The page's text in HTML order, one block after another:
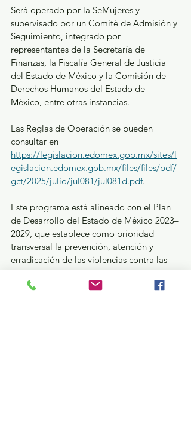
Será operado por la SeMujeres y
supervisado por un Comité de Admisión y
Seguimiento, integrado por
representantes de la Secretaría de
Finanzas, la Fiscalía General de Justicia
del Estado de México y la Comisión de
Derechos Humanos del Estado de
México, entre otras instancias.
Las Reglas de Operación se pueden
consultar en
https://legislacion.edomex.gob.mx/sites/l
egislacion.edomex.gob.mx/files/files/pdf/
gct/2025/julio/jul081/jul081d.pdf.
Este programa está alineado con el Plan
de Desarrollo del Estado de México 2023–
2029, que establece como prioridad
transversal la prevención, atención y
erradicación de las violencias contra las
mujeres, así como con la Ley de Acceso
de las Mujeres a una Vida Libre de